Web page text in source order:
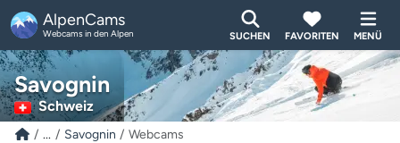
AlpenCams
Webcams in den Alpen SUCHEN FAVORITEN MENÜ
Savognin
Schweiz
... Savognin Webcams